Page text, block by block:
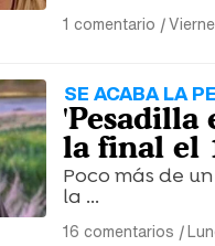
1 comentario |
SE ACABA LA
'Pesadilla
la final el
Poco más de
la ...
16 comentarios |